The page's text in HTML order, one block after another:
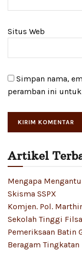
Situs Web
Simpan nama,
peramban ini
Artikel
Mengapa
Skisma SSPX
Komjen. Pol.
Sekolah Tinggi
Pemeriksaan Batin
Beragam